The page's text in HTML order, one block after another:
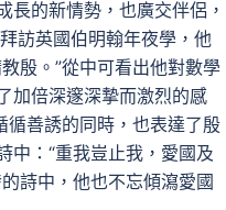
的新情勢，也廣交伴侶，
訪英國伯明翰年夜學，他
殷。”從中可看出他對數學
加倍深邃深摯而激烈的感
循善誘的同時，也表達了殷
中：“重我豈止我，愛國及
詩中，他也不忘傾瀉愛國